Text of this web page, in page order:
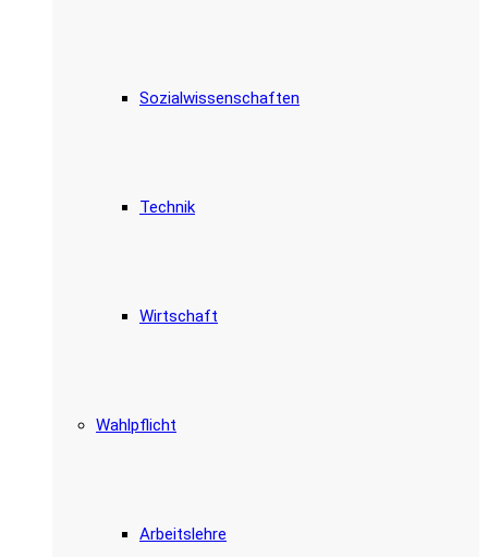
Sozialwissenschaften
Technik
Wirtschaft
Wahlpflicht
Arbeitslehre